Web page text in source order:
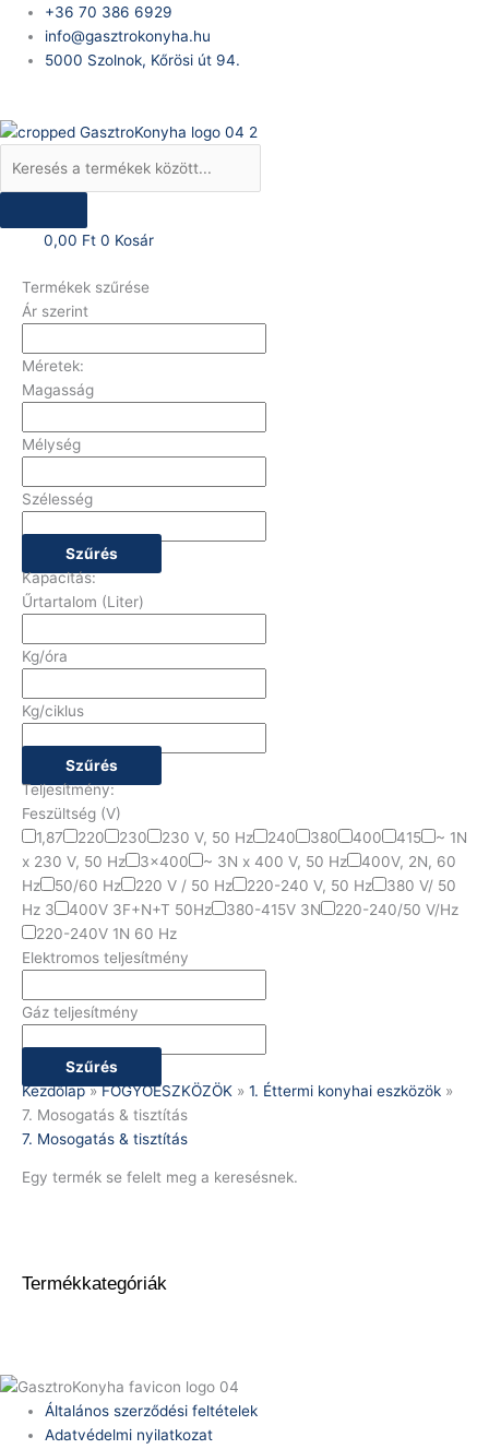
content
+36 70 386 6929
info@gasztrokonyha.hu
5000 Szolnok, Kőrösi út 94.
Products
search
0,00 Ft 0 Kosár
Termékkategóriák
Termékek szűrése
Ár szerint
Méretek:
Magasság
Mélység
Szélesség
Szűrés
Kapacitás:
Űrtartalom (Liter)
Kg/óra
Kg/ciklus
Szűrés
Teljesítmény:
Feszültség (V)
1,87
220 230 230 V, 50 Hz 240 380 400 415
~ 1N
x 230 V, 50 Hz
3x400 ~ 3N x 400 V, 50 Hz
400V, 2N, 60
Hz
50/60 Hz 220 V / 50 Hz 220-240 V, 50 Hz
380 V/ 50
Hz 3
400V 3F+N+T 50Hz 380-415V 3N
220-240/50 V/Hz
220-240V 1N 60 Hz
Elektromos teljesítmény
Gáz teljesítmény
Szűrés
Kezdőlap»FOGYÓESZKÖZÖK » 1. Éttermi konyhai eszközök »
7. Mosogatás & tisztítás
7. Mosogatás & tisztítás
Egy termék se felelt meg a keresésnek.
Általános szerződési feltételek
Adatvédelmi nyilatkozat